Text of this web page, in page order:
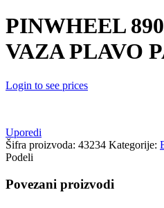
PINWHEEL
VAZA PLAVO
Login to see prices
Uporedi
Šifra proizvoda: 43234 Kategorije:
Podeli
Povezani proizvodi